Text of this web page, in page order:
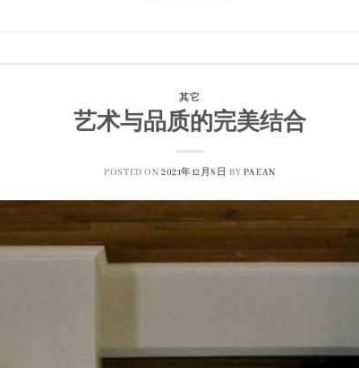
其它
艺术与品质的完美结合
POSTED ON 2021年12月8日 BY PAEAN